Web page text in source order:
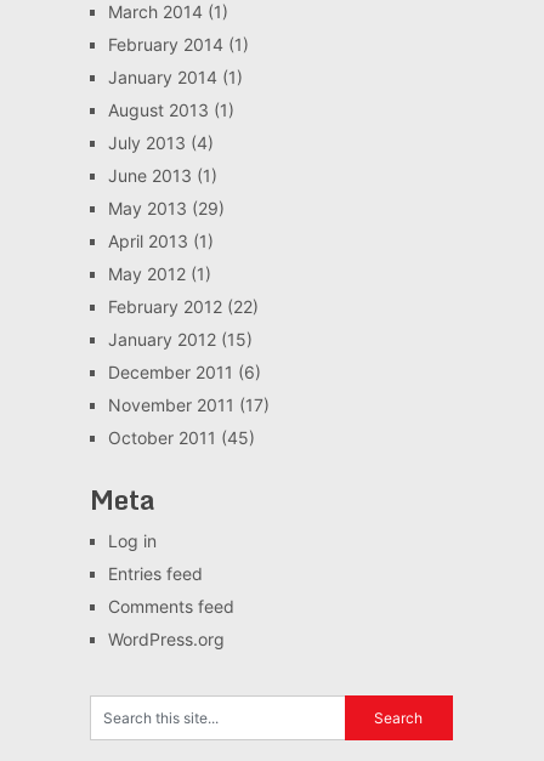
March 2014(1)
February 2014(1)
January 2014(1)
August 2013 (1)
July 2013 (4)
June 2013 (1)
May 2013 (29)
April 2013 (1)
May 2012(1)
February 2012(22)
January 2012(15)
December 2011 (6)
November 2011 (17)
October 2011 (45)
Meta
Log in
Entries feed
Comments feed
WordPress.org